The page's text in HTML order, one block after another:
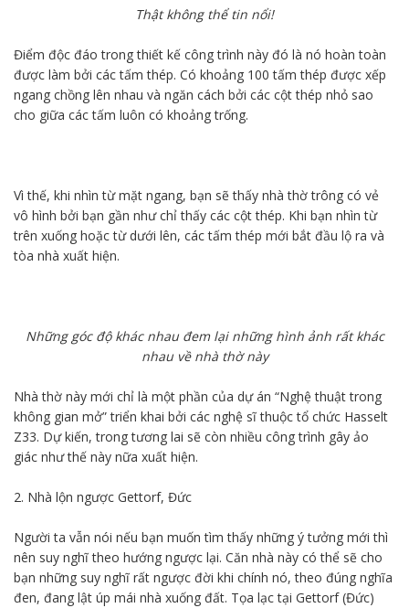
Thật không thể tin nổi!
Điểm độc đáo trong thiết kế công trình này đó là nó hoàn toàn
được làm bởi các tấm thép. Có khoảng 100 tấm thép được xếp
ngang chồng lên nhau và ngăn cách bởi các cột thép nhỏ sao
cho giữa các tấm luôn có khoảng trống.
Vì thế, khi nhìn từ mặt ngang, bạn sẽ thấy nhà thờ trông có vẻ
vô hình bởi bạn gần như chỉ thấy các cột thép. Khi bạn nhìn từ
trên xuống hoặc từ dưới lên, các tấm thép mới bắt đầu lộ ra và
tòa nhà xuất hiện.
Những góc độ khác nhau đem lại những hình ảnh rất khác
nhau về nhà thờ này
Nhà thờ này mới chỉ là một phần của dự án “Nghệ thuật trong
không gian mở” triển khai bởi các nghệ sĩ thuộc tổ chức Hasselt
Z33. Dự kiến, trong tương lai sẽ còn nhiều công trình gây ảo
giác như thế này nữa xuất hiện.
2. Nhà lộn ngược Gettorf, Đức
Người ta vẫn nói nếu bạn muốn tìm thấy những ý tưởng mới thì
nên suy nghĩ theo hướng ngược lại. Căn nhà này có thể sẽ cho
bạn những suy nghĩ rất ngược đời khi chính nó, theo đúng nghĩa
đen, đang lật úp mái nhà xuống đất. Tọa lạc tại Gettorf (Đức)